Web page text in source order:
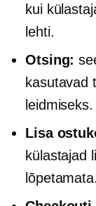
kui
lehti.
Otsing:
kasutavad
leidmiseks.
Lisa
külastajad
lõpetamata.